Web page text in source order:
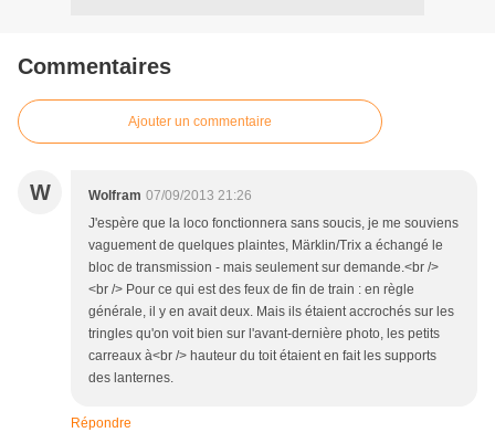
Commentaires
Ajouter un commentaire
W Wolfram 07/09/2013 21:26
J'espère que la loco fonctionnera sans soucis, je me souviens
vaguement de quelques plaintes, Märklin/Trix a échangé le
bloc de transmission - mais seulement sur demande.<br />
<br /> Pour ce qui est des feux de fin de train : en règle
générale, il y en avait deux. Mais ils étaient accrochés sur les
tringles qu'on voit bien sur l'avant-dernière photo, les petits
carreaux à<br /> hauteur du toit étaient en fait les supports
des lanternes.
Répondre